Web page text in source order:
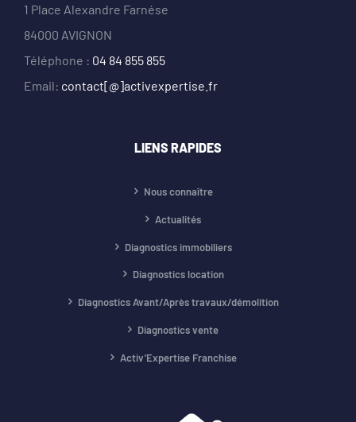
1 Place Alexandre Farnése
84000 AVIGNON
Téléphone : 04 84 855 855
Email: contact[@]activexpertise.fr
LIENS RAPIDES
Nous connaître
Actualités
Diagnostics immobiliers
Diagnostics location
Diagnostics Avant/Après travaux/démolition
Diagnostics vente
Activ’Expertise Franchise